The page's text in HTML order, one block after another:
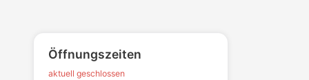
Öffnungszeiten
aktuell geschlossen